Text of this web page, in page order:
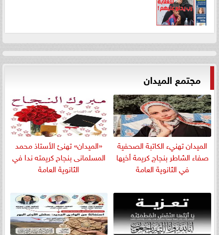
مجتمع الميدان
الميدان تهنيء الكاتبة الصحفية
صفاء الشاطر بنجاج كريمة أخيها
في الثانوية العامة
«الميدان» تهنئ الأستاذ محمد
المسلمانى بنجاح كريمته ندا في
الثانوية العامة